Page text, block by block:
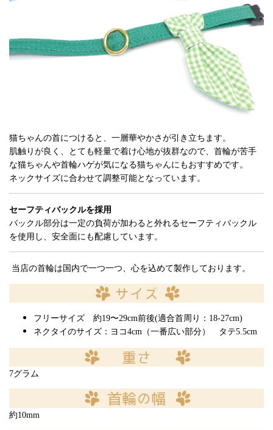
猫ちゃんの首につけると、一層華やかさが引き立ちます。
肌触りが良く、とても軽量で着け心地が抜群なので、首輪が苦手
な猫ちゃんや首輪ハゲが気になる猫ちゃんにもおすすめです。
ネックサイズに合わせて調整可能となっています。
セーフティバックルを採用
バックル部分は一定の負荷が加わると外れるセーフティバックル
を使用し、安全面にも配慮しています。
当店の首輪は国内で一つ一つ、心を込めて製作しております。
フリーサイズ 約19〜29cm前後(適合首周り：18-27cm)
ネクタイのサイズ：ヨコ4cm（一番広い部分） タテ5.5cm
7グラム
約10mm